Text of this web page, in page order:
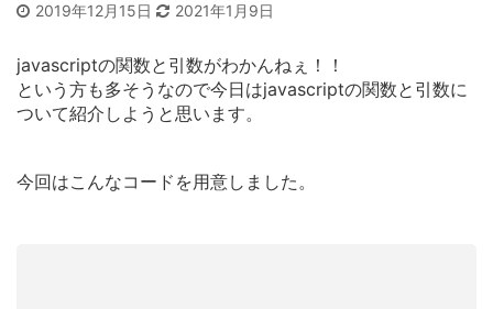
2019年12月15日 2021年1月9日
javascriptの関数と引数がわかんねぇ！！
という方も多そうなので今日はjavascriptの関数と引数に
ついて紹介しようと思います。
今回はこんなコードを用意しました。